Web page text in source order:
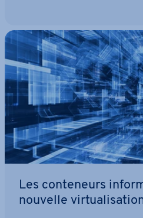
Les con­te­neurs
nouvelle